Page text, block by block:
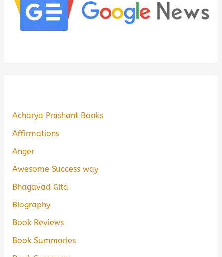
Acharya Prashant Books
Affirmations
Anger
Awesome Success way
Bhagavad Gita
Biography
Book Reviews
Book Summaries